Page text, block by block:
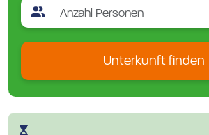
Unterkunft finden